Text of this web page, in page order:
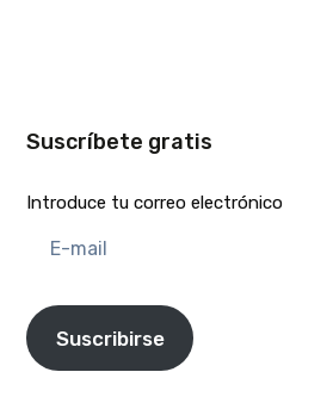
Suscríbete gratis
Introduce tu correo electrónico
mail
Suscribirse